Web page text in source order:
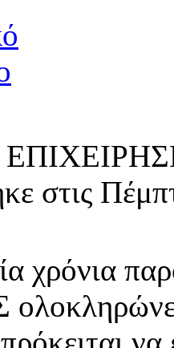
στις
χρόνια